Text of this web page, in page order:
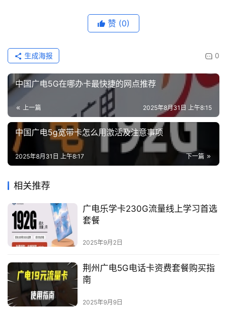
赞 (0)
0
生成海报
中国广电5G在哪办卡最快捷的网点推荐
上一篇 2025年8月31日 上午8:15
中国广电5g宽带卡怎么用激活及注意事项
下一篇
2025年8月31日 上午8:17
相关推荐
广电乐学卡230G流量线上学习首选
套餐
2025年9月2日
荆州广电5G电话卡资费套餐购买指
南
2025年9月9日